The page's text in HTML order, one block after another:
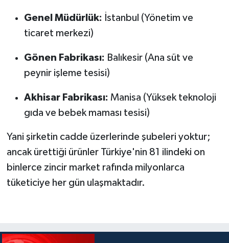
Genel Müdürlük: İstanbul (Yönetim ve
ticaret merkezi)
Gönen Fabrikası: Balıkesir (Ana süt ve
peynir işleme tesisi)
Akhisar Fabrikası: Manisa (Yüksek teknoloji
gıda ve bebek maması tesisi)
Yani şirketin cadde üzerlerinde şubeleri yoktur;
ancak ürettiği ürünler Türkiye'nin 81 ilindeki on
binlerce zincir market rafında milyonlarca
tüketiciye her gün ulaşmaktadır.